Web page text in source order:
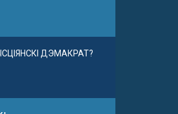
ДЭМАКРАТ?